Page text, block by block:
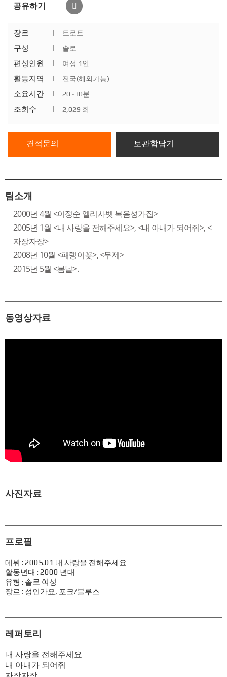
공유하기
장르 | 트로트
구성 | 솔로
편성인원 | 여성 1인
활동지역 | 전국(해외가능)
소요시간 | 20~30분
조회수 | 2,029 회
견적문의 보관함담기
팀소개
2000년 4월 <이정순 엘리사벳 복음성가집>
2005년 1월 <내 사랑을 전해주세요>, <내 아내가 되어줘>, <
자장자장>
2008년 10월 <패랭이꽃>, <무제>
2015년 5월 <봄날>.
동영상자료
사진자료
프로필
데뷔 : 2005.01 내 사랑을 전해주세요
활동년대 : 2000 년대
유형 : 솔로 여성
장르 : 성인가요, 포크/블루스
레퍼토리
내 사랑을 전해주세요
내 아내가 되어줘